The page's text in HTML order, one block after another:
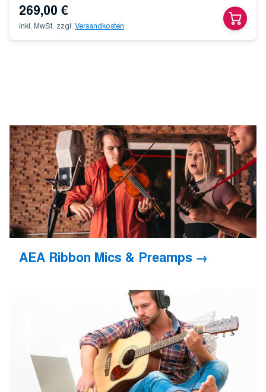
269,00 €
inkl. MwSt. zzgl. Versandkosten
AEA Ribbon Mics & Preamps